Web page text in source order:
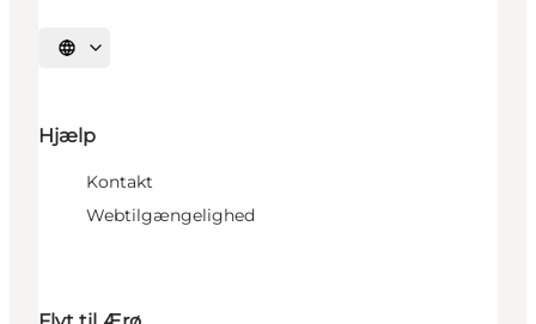
Vælg sprog
Hjælp
Kontakt
Webtilgængelighed